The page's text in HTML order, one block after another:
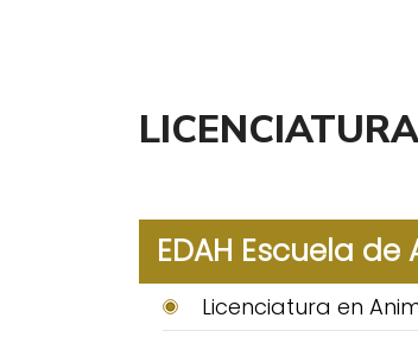
EDAH Escuela
Licenciatura en